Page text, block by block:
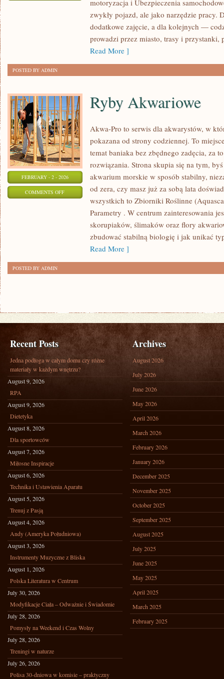
motoryzacja i Ubezpieczenia
zwykły pojazd, ale jako narzędzie pracy.
dodatkowe zajęcie, a dla kolejnych —
prowadzi przez miasto, trasy i przystanki,
Read More ]
POSTED BY ADMIN
FEBRUARY - 2 - 2026
COMMENTS OFFON
AKWARIOWE
Ryby Akwariowe
Akwa-Pro to serwis dla akwarystów, w
pokazana od strony codziennej. To
temat baniaka bez zbędnego zadęcia, za
rozwiązania. Strona skupia się na tym,
akwarium morskie w sposób stabilny,
od zera, czy masz już za sobą lata
wszystkich to Zbiorniki Roślinne
Parametry . W centrum zainteresowania
skorupiaków, ślimaków oraz flory
zbudować stabilną biologię i jak unikać
Read More ]
POSTED BY ADMIN
Recent Posts
Jedna podłoga w całym domu czy różne
materiały w każdym wnętrzu?
August 9, 2026
RPA
August 9, 2026
Dietetyka
August 8, 2026
Dla sportowców
August 7, 2026
Miłosne Inspiracje
August 6, 2026
Technika i Ustawienia Aparatu
August 5, 2026
Trenuj z Pasją
August 4, 2026
Andy (Ameryka Południowa)
August 3, 2026
Instrumenty Muzyczne z Bliska
August 1, 2026
Polska Literatura w Centrum
July 30, 2026
Modyfikacje Ciała – Odważnie i Świadomie
July 28, 2026
Pomysły na Weekend i Czas Wolny
July 28, 2026
Treningi w naturze
July 26, 2026
Polisa 30-dniowa w komisie – praktyczny
Archives
August 2026
July 2026
June 2026
May 2026
April 2026
March 2026
February 2026
January 2026
December 2025
November 2025
October 2025
September 2025
August 2025
July 2025
June 2025
May 2025
April 2025
March 2025
February 2025